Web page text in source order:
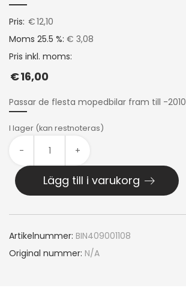
Pris: €12,10
Moms 25.5 %: € 3,08
Pris inkl. moms:
€16,00
Passar de flesta mopedbilar fram till -2010
I lager (kan restnoteras)
- +
Lägg till i varukorg
Artikelnummer: BIN409001108
Original nummer: N/A